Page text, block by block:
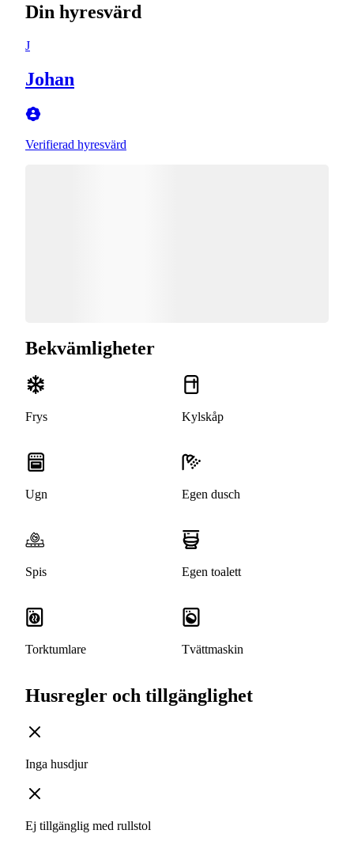
Din hyresvärd
J
Johan
Verifierad hyresvärd
Bekvämligheter
Frys Kylskåp
Ugn Egen dusch
Spis Egen toalett
Torktumlare Tvättmaskin
Husregler och tillgänglighet
Inga husdjur
Ej tillgänglig med rullstol